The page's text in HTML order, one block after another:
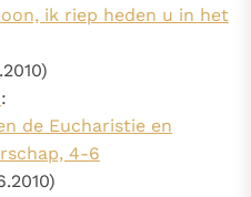
ik riep heden u in het
:
de Eucharistie en
4-6